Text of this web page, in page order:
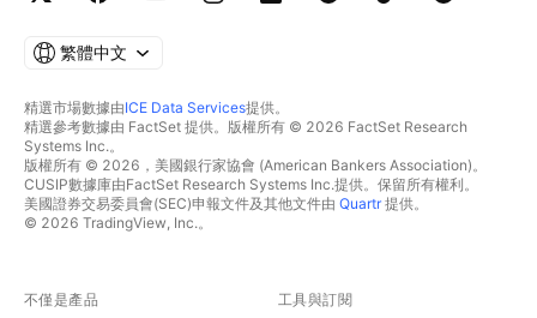
繁體中文
精選市場數據由ICE Data Services提供。
精選參考數據由 FactSet 提供。版權所有 © 2026 FactSet Research
Systems Inc.。
版權所有 © 2026，美國銀行家協會 (American Bankers Association)。
CUSIP數據庫由FactSet Research Systems Inc.提供。保留所有權利。
美國證券交易委員會(SEC)申報文件及其他文件由 Quartr提供。
© 2026 TradingView, Inc.。
不僅是產品 工具與訂閱